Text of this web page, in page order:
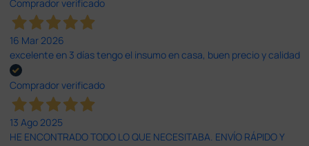
Comprador verificado
16 Mar 2026
excelente en 3 días tengo el insumo en casa, buen precio y calidad
Comprador verificado
13 Ago 2025
HE ENCONTRADO TODO LO QUE NECESITABA. ENVÍO RÁPIDO Y